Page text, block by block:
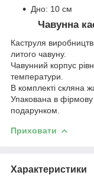
Дно: 10 см
Чавунна
Каструля
литого чавуну.
Чавунний корпус
температури.
В комплекті скляна
Упакована в
подарунком.
Приховати
Характеристики